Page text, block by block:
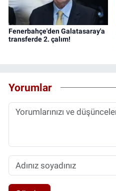
Fenerbahçe'den Galatasaray'a
transferde 2. çalım!
Yorumlar